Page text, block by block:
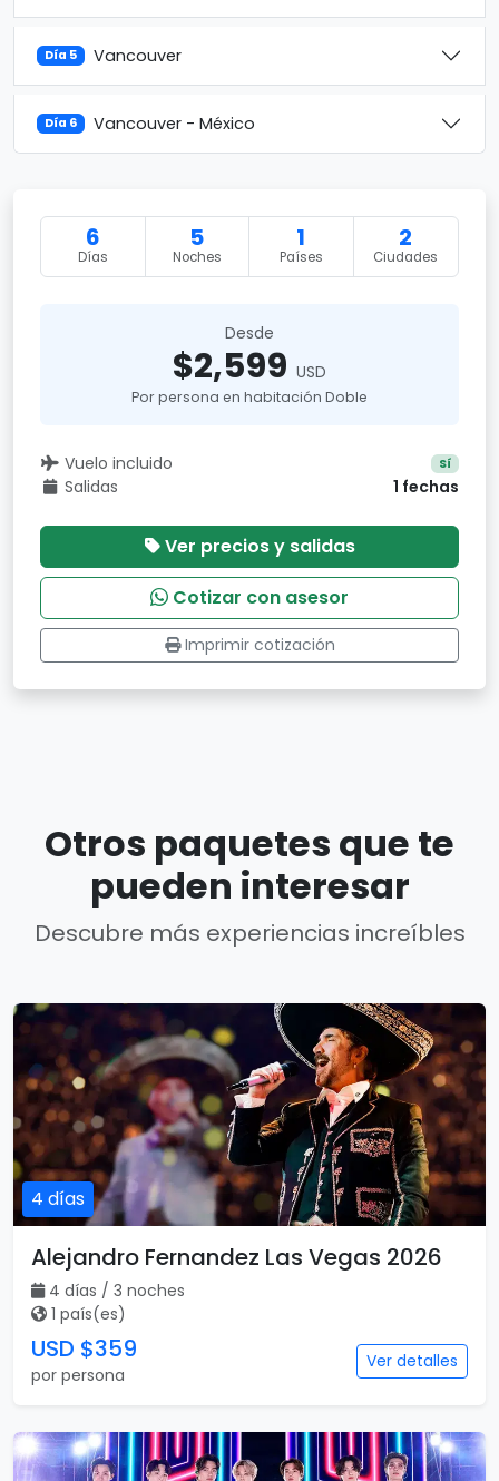
Día 5 Vancouver
Día 6 Vancouver - México
6
Días
5
Noches
1
Países
2
Ciudades
Desde
$2,599 USD
Por persona en habitación Doble
Vuelo incluido Sí
Salidas 1 fechas
Ver precios y salidas
Cotizar con asesor
Imprimir cotización
Otros paquetes que te
pueden interesar
Descubre más experiencias increíbles
4 días
Alejandro Fernandez Las Vegas 2026
4 días / 3 noches
1 país(es)
USD $359
por persona
Ver detalles